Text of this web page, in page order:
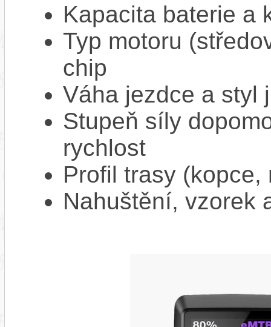
Kapacita baterie a
Typ motoru
chip
Váha jezdce a styl
Stupeň síly
rychlost
Profil trasy
Nahuštění, vzorek